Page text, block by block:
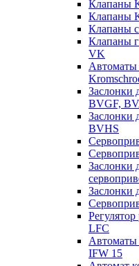
Клапаны
Клапаны
Клапаны
Клапаны
VK
Автоматы
Заслонки
BVGF,
Заслонки
BVHS
Заслонки
Заслонки
LFC
Автоматы
IFW 15